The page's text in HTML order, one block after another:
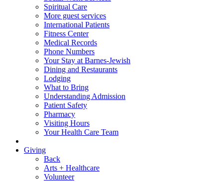
Spiritual Care
More guest services
International Patients
Fitness Center
Medical Records
Phone Numbers
Your Stay at Barnes-Jewish
Dining and Restaurants
Lodging
What to Bring
Understanding Admission
Patient Safety
Pharmacy
Visiting Hours
Your Health Care Team
Giving
Back
Arts + Healthcare
Volunteer